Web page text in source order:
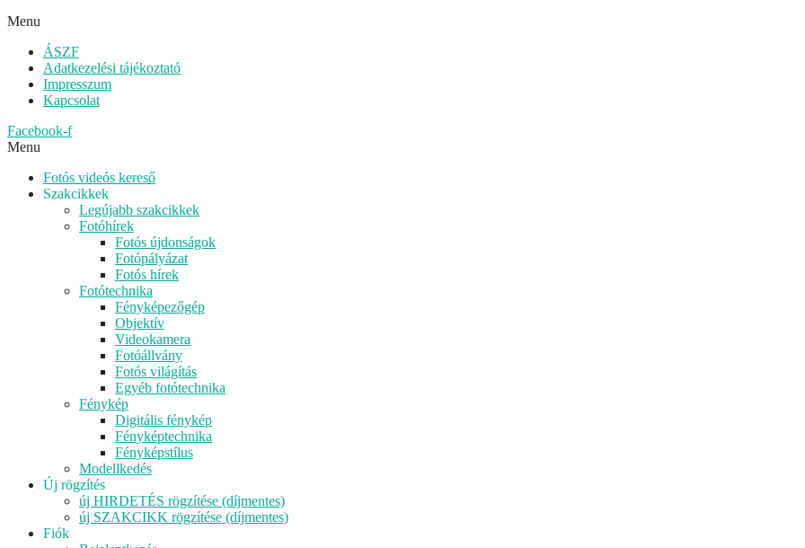
Menu
ÁSZF
Adatkezelési tájékoztató
Impresszum
Kapcsolat
Facebook-f
Menu
Fotós videós kereső
Szakcikkek
Legújabb szakcikkek
Fotóhírek
Fotós újdonságok
Fotópályázat
Fotós hírek
Fotótechnika
Fényképezőgép
Objektív
Videokamera
Fotóállvány
Fotós világítás
Egyéb fotótechnika
Fénykép
Digitális fénykép
Fényképtechnika
Fényképstílus
Modellkedés
Új rögzítés
új HIRDETÉS rögzítése (díjmentes)
új SZAKCIKK rögzítése (díjmentes)
Fiók